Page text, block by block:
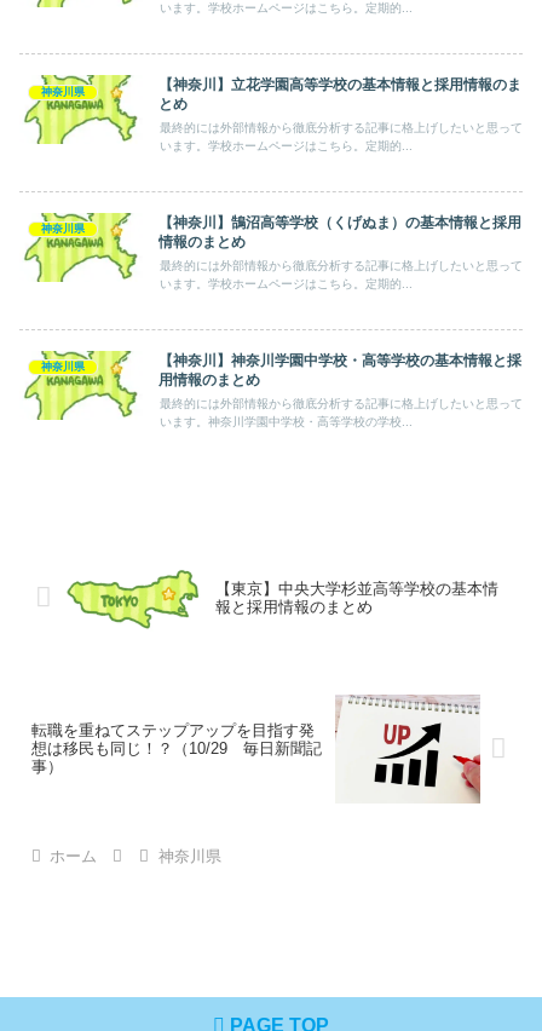
います。学校ホームページはこちら。定期的...
神奈川県
【神奈川】立花学園高等学校の基本情報と採用情報のま
とめ
最終的には外部情報から徹底分析する記事に格上げしたいと思って
います。学校ホームページはこちら。定期的...
神奈川県
【神奈川】鵠沼高等学校（くげぬま）の基本情報と採用
情報のまとめ
最終的には外部情報から徹底分析する記事に格上げしたいと思って
います。学校ホームページはこちら。定期的...
神奈川県
【神奈川】神奈川学園中学校・高等学校の基本情報と採
用情報のまとめ
最終的には外部情報から徹底分析する記事に格上げしたいと思って
います。神奈川学園中学校・高等学校の学校...
【東京】中央大学杉並高等学校の基本情
報と採用情報のまとめ
転職を重ねてステップアップを目指す発
想は移民も同じ！？（10/29 毎日新聞記
事）
ホーム 神奈川県
PAGE TOP